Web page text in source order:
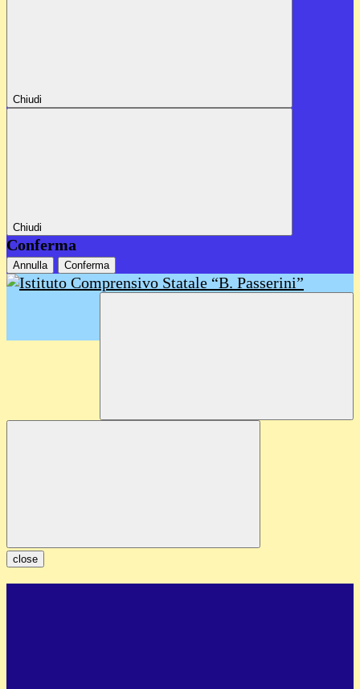
Chiudi
Chiudi
Conferma
Annulla Conferma
close